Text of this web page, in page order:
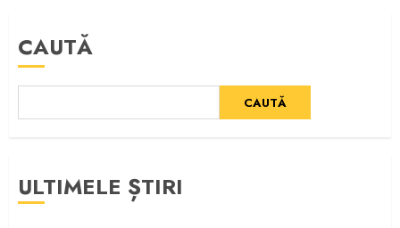
CAUTĂ
CAUTĂ
ULTIMELE ȘTIRI